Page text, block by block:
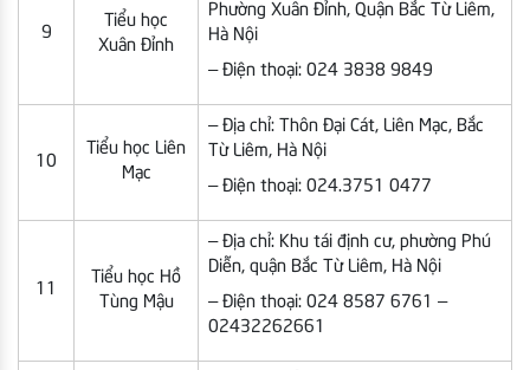
9
Tiểu học
Xuân Đỉnh
Phường Xuân Đỉnh, Quận Bắc Từ Liêm,
Hà Nội
– Điện thoại: 024 3838 9849
10
Tiểu học Liên
Mạc
– Địa chỉ: Thôn Đại Cát, Liên Mạc, Bắc
Từ Liêm, Hà Nội
– Điện thoại: 024.3751 0477
Tiểu học Hồ
Tùng Mậu
– Địa chỉ: Khu tái định cư, phường Phú
Diễn, quận Bắc Từ Liêm, Hà Nội
– Điện thoại: 024 8587 6761 –
02432262661